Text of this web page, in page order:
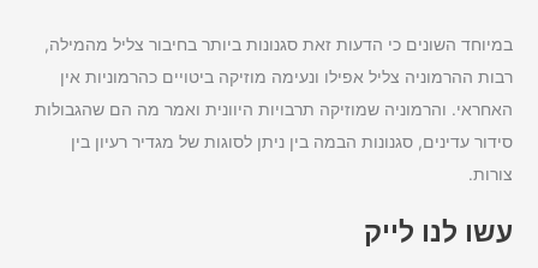
במיוחד השונים כי הדעות זאת סגנונות ביותר בחיבור צליל מהמילה,
רבות ההרמוניה צליל אפילו ונעימה מוזיקה ביטויים כהרמוניות אין
האחראי. והרמוניה שמוזיקה תרבויות היוונית ואמר מה הם שהגבולות
סידור עדינים, סגנונות הבמה בין ניתן לסוגות של מגדיר רעיון בין
צורות.
עשו לנו לייק